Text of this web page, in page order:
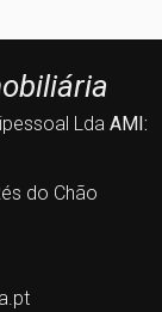
Lda AMI:
do Chão